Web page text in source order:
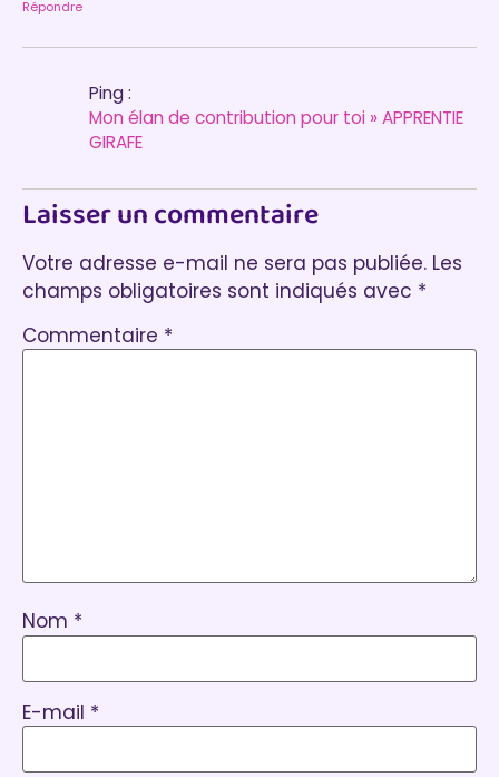
Répondre
Ping :
Mon élan de contribution pour toi » APPRENTIE
GIRAFE
Laisser un commentaire
Votre adresse e-mail ne sera pas publiée. Les
champs obligatoires sont indiqués avec *
Commentaire *
Nom *
E-mail *